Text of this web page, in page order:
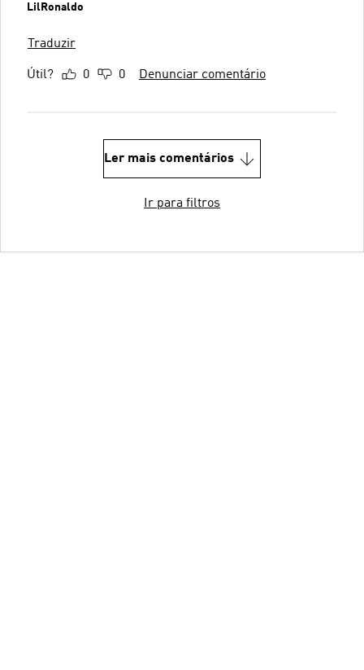
LilRonaldo
Traduzir
Útil? 0 0 Denunciar comentário
Ler mais comentários
Ir para filtros